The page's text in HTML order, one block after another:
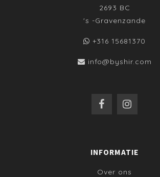
2693 BC
's -Gravenzande
+316 15681370
info@byshir.com
INFORMATIE
Over ons